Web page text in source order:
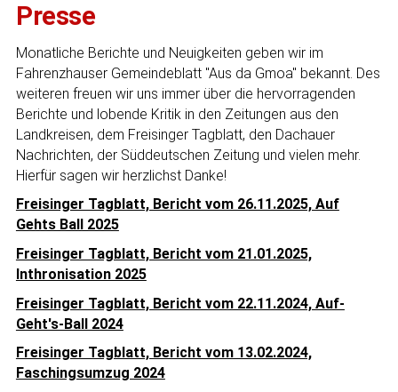
Presse
Monatliche Berichte und Neuigkeiten geben wir im
Fahrenzhauser Gemeindeblatt "Aus da Gmoa" bekannt. Des
weiteren freuen wir uns immer über die hervorragenden
Berichte und lobende Kritik in den Zeitungen aus den
Landkreisen, dem Freisinger Tagblatt, den Dachauer
Nachrichten, der Süddeutschen Zeitung und vielen mehr.
Hierfür sagen wir herzlichst Danke!
Freisinger Tagblatt, Bericht vom 26.11.2025, Auf
Gehts Ball 2025
Freisinger Tagblatt, Bericht vom 21.01.2025,
Inthronisation 2025
Freisinger Tagblatt, Bericht vom 22.11.2024, Auf-
Geht's-Ball 2024
Freisinger Tagblatt, Bericht vom 13.02.2024,
Faschingsumzug 2024